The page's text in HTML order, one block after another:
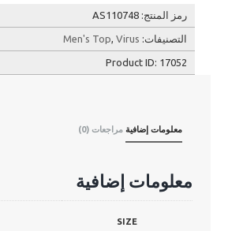
رمز المنتج:AS110748
التصنيفات: Men's Top, Virus
Product ID: 17052
معلومات إضافية مراجعات (0)
معلومات إضافية
SIZE